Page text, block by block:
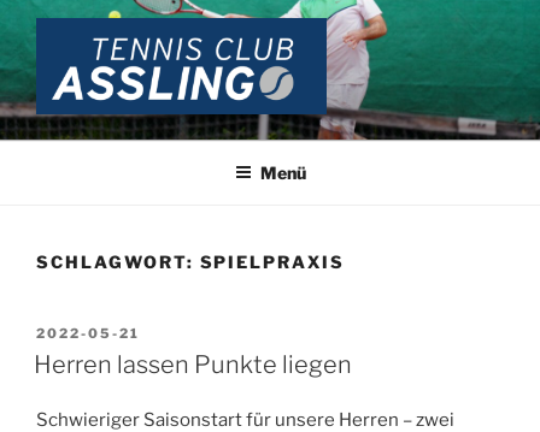
Zum
springen
TENNIS CLUB ASSLING
Wir lieben Tennis …
Menü
SCHLAGWORT: SPIELPRAXIS
VERÖFFENTLICHT
AM
2022-05-21
Herren lassen Punkte liegen
Schwieriger Saisonstart für unsere Herren – zwei